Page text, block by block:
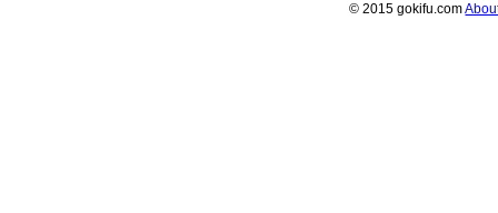
© 2015 gokifu.com